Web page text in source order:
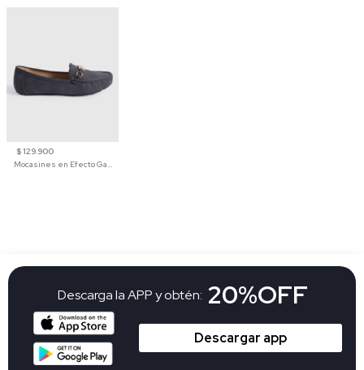
$ 129.900
Mocasines en Efecto Gamuzado Para Mujer
Descarga la APP y obtén: 20%OFF
Descargar app